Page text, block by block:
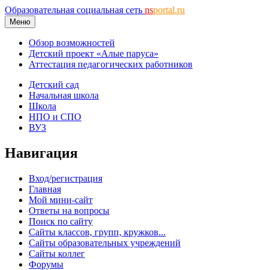
Образовательная социальная сеть nsportal.ru
Меню
Обзор возможностей
Детский проект «Алые паруса»
Аттестация педагогических работников
Детский сад
Начальная школа
Школа
НПО и СПО
ВУЗ
Навигация
Вход/регистрация
Главная
Мой мини-сайт
Ответы на вопросы
Поиск по сайту
Сайты классов, групп, кружков...
Сайты образовательных учреждений
Сайты коллег
Форумы